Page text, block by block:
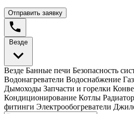
Отправить заявку
Везде
Везде Банные печи Безопасность
Водонагреватели Водоснабжение
Дымоходы Запчасти и горелки
Кондиционирование Котлы
фитинги Электрообогреватели